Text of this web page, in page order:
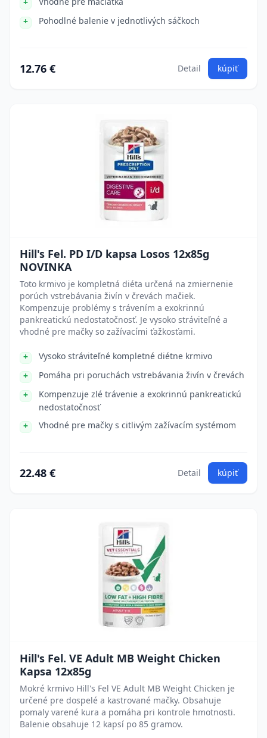
Pohodlné balenie v jednotlivých sáčkoch
12.76 € Detail kúpiť
Hill's Fel. PD I/D kapsa Losos 12x85g
NOVINKA
Toto krmivo je kompletná diéta určená na zmiernenie
porúch vstrebávania živín v črevách mačiek.
Kompenzuje problémy s trávením a exokrinnú
pankreatickú nedostatočnosť. Je vysoko stráviteľné a
vhodné pre mačky so zažívacími ťažkosťami.
Vysoko stráviteľné kompletné diétne krmivo
Pomáha pri poruchách vstrebávania živín v črevách
Kompenzuje zlé trávenie a exokrinnú pankreatickú
nedostatočnosť
Vhodné pre mačky s citlivým zažívacím systémom
22.48 € Detail kúpiť
Hill's Fel. VE Adult MB Weight Chicken
Kapsa 12x85g
Mokré krmivo Hill's Fel VE Adult MB Weight Chicken je
určené pre dospelé a kastrované mačky. Obsahuje
pomaly varené kura a pomáha pri kontrole hmotnosti.
Balenie obsahuje 12 kapsí po 85 gramov.